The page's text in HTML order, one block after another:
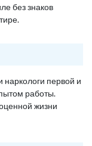
без знаков
наркологи первой и
работы.
жизни